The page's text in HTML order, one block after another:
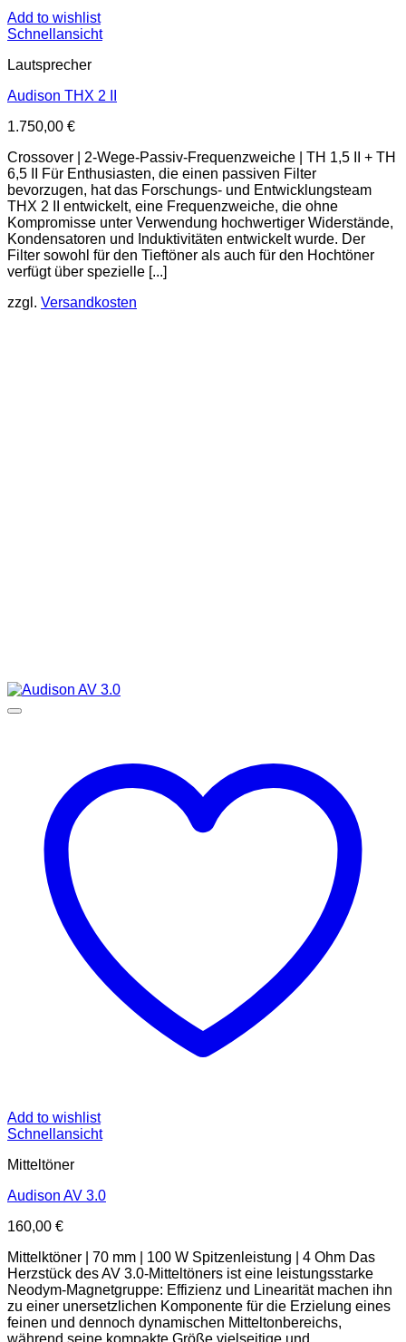
Add to wishlist
Schnellansicht
Lautsprecher
Audison THX 2 II
1.750,00 €
Crossover | 2-Wege-Passiv-Frequenzweiche | TH 1,5 II + TH
6,5 II Für Enthusiasten, die einen passiven Filter
bevorzugen, hat das Forschungs- und Entwicklungsteam
THX 2 II entwickelt, eine Frequenzweiche, die ohne
Kompromisse unter Verwendung hochwertiger Widerstände,
Kondensatoren und Induktivitäten entwickelt wurde. Der
Filter sowohl für den Tieftöner als auch für den Hochtöner
verfügt über spezielle [...]
zzgl. Versandkosten
Add to wishlist
Schnellansicht
Mitteltöner
Audison AV 3.0
160,00 €
Mittelktöner | 70 mm | 100 W Spitzenleistung | 4 Ohm Das
Herzstück des AV 3.0-Mitteltöners ist eine leistungsstarke
Neodym-Magnetgruppe: Effizienz und Linearität machen ihn
zu einer unersetzlichen Komponente für die Erzielung eines
feinen und dennoch dynamischen Mitteltonbereichs,
während seine kompakte Größe vielseitige und